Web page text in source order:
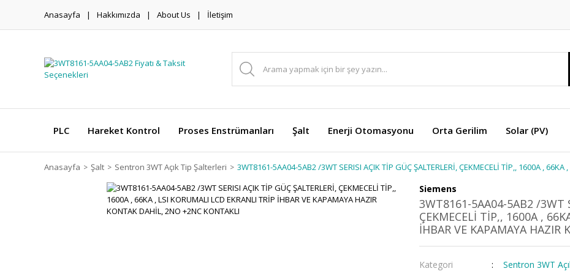
Anasayfa Hakkımızda About Us İletişim
PLC Hareket Kontrol Proses Enstrümanları Şalt Enerji Otomasyonu Orta Gerilim Solar (PV)
Anasayfa Şalt Sentron 3WT Açık Tip Şalterleri 3WT8161-5AA04-5AB2 /3WT SERISI AÇIK TİP GÜÇ ŞALTERLERİ, ÇEKMECELİ TİP,, 1600A ,
Siemens
3WT8161-5AA04-5AB2 /3WT
ÇEKMECELİ TİP,, 1600A ,
İHBAR VE KAPAMAYA
Kategori
Sentron 3WT